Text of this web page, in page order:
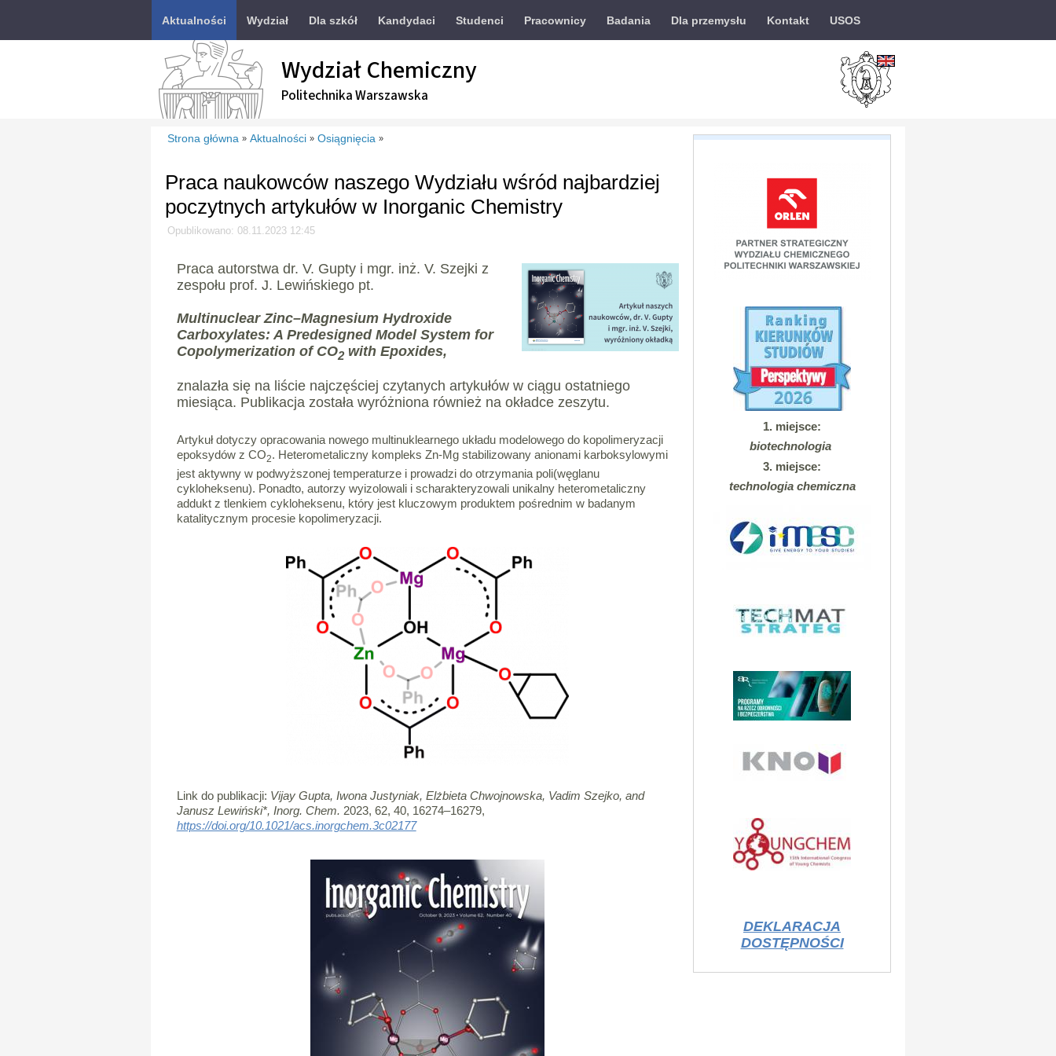
Aktualności Wydział Dla szkół Kandydaci Studenci Pracownicy Badania Dla przemysłu Kontakt USOS
Wydział Chemiczny
Politechnika Warszawska
Strona główna » Aktualności » Osiągnięcia »
Praca naukowców naszego Wydziału wśród najbardziej
poczytnych artykułów w Inorganic Chemistry
Opublikowano: 08.11.2023 12:45
Praca autorstwa dr. V. Gupty i mgr. inż. V. Szejki z
zespołu prof. J. Lewińskiego pt.
Multinuclear Zinc–Magnesium Hydroxide
Carboxylates: A Predesigned Model System for
Copolymerization of CO2with Epoxides,
znalazła się na liście najczęściej czytanych artykułów w ciągu ostatniego
miesiąca. Publikacja została wyróżniona również na okładce zeszytu.
Artykuł dotyczy opracowania nowego multinuklearnego układu modelowego do kopolimeryzacji
epoksydów z CO2. Heterometaliczny kompleks Zn-Mg stabilizowany anionami karboksylowymi
jest aktywny w podwyższonej temperaturze i prowadzi do otrzymania poli(węglanu
cykloheksenu). Ponadto, autorzy wyizolowali i scharakteryzowali unikalny heterometaliczny
addukt z tlenkiem cykloheksenu, który jest kluczowym produktem pośrednim w badanym
katalitycznym procesie kopolimeryzacji.
Link do publikacji: Vijay Gupta, Iwona Justyniak, Elżbieta Chwojnowska, Vadim Szejko, and
Janusz Lewiński*, Inorg. Chem. 2023, 62, 40, 16274–16279,
https://doi.org/10.1021/acs.inorgchem.3c02177
1. miejsce:
biotechnologia
3. miejsce:
technologia chemiczna
DEKLARACJA
DOSTĘPNOŚCI